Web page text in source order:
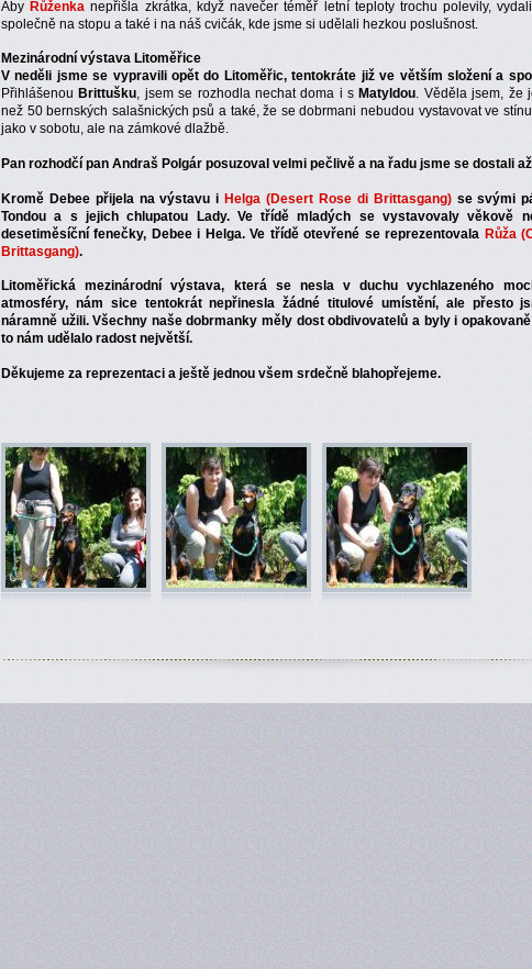
AbyRůženka nepřišla zkrátka, když navečer téměř letní teploty trochu polevily,
společně na stopu a také i na náš cvičák, kde jsme si udělali hezkou poslušnost.
Mezinárodní výstava Litoměřice
V neděli jsme se vypravili opět do Litoměřic, tentokráte již ve větším složení a
Přihlášenou Brittušku, jsem se rozhodla nechat doma i s Matyldou. Věděla jsem, že
než 50 bernských salašnických psů a také, že se dobrmani nebudou vystavovat ve
jako v sobotu, ale na zámkové dlažbě.
Pan rozhodčí pan Andraš Polgár posuzoval velmi pečlivě a na řadu jsme se dostali
Kromě Debee přijela na výstavu iHelga (Desert Rose di Brittasgang)se svými
Tondou a s jejich chlupatou Lady. Ve třídě mladých se vystavovaly věkově
desetiměsíční fenečky, Debee i Helga. Ve třídě otevřené se reprezentovala Růža
Brittasgang).
Litoměřická mezinárodní výstava, která se nesla v duchu vychlazeného
atmosféry, nám sice tentokrát nepřinesla žádné titulové umístění, ale přesto
náramně užili. Všechny naše dobrmanky měly dost obdivovatelů a byly i
to nám udělalo radost největší.
Děkujeme za reprezentaci a ještě jednou všem srdečně blahopřejeme.